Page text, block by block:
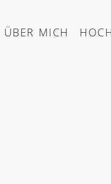
ÜBER MICH